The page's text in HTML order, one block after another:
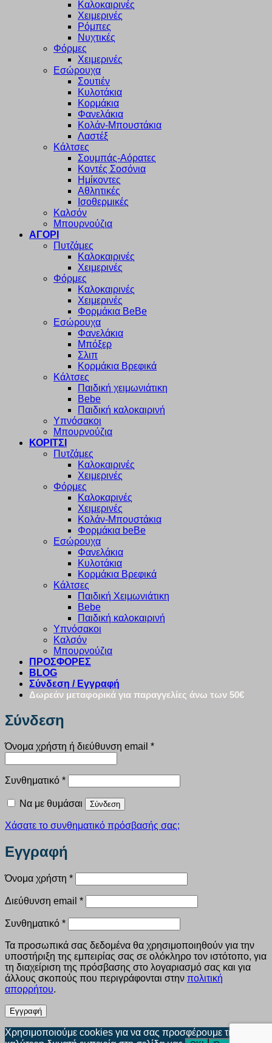
Καλοκαιρινές
Χειμερινές
Ρόμπες
Νυχτικές
Φόρμες
Χειμερινές
Εσώρουχα
Σουτιέν
Κυλοτάκια
Κορμάκια
Φανελάκια
Κολάν-Μπουστάκια
Λαστέξ
Κάλτσες
Σουμπάς-Αόρατες
Κοντές Σοσόνια
Ημίκοντες
Αθλητικές
Ισοθερμικές
Καλσόν
Μπουρνούζια
ΑΓΟΡΙ
Πυτζάμες
Καλοκαιρινές
Χειμερινές
Φόρμες
Καλοκαιρινές
Χειμερινές
Φορμάκια BeBe
Εσώρουχα
Φανελάκια
Μπόξερ
Σλιπ
Κορμάκια Βρεφικά
Κάλτσες
Παιδική χειμωνιάτικη
Bebe
Παιδική καλοκαιρινή
Υπνόσακοι
Μπουρνούζια
ΚΟΡΙΤΣΙ
Πυτζάμες
Καλοκαιρινές
Χειμερινές
Φόρμες
Καλοκαρινές
Χειμερινές
Κολάν-Μπουστάκια
Φορμάκια beBe
Εσώρουχα
Φανελάκια
Κυλοτάκια
Κορμάκια Βρεφικά
Κάλτσες
Παιδική Χειμωνιάτικη
Bebe
Παιδική καλοκαιρινή
Υπνόσακοι
Καλσόν
Μπουρνούζια
ΠΡΟΣΦΟΡΕΣ
BLOG
Σύνδεση / Εγγραφή
Δωρεάν μεταφορικά για παραγγελίες άνω των 50€
Σύνδεση
Όνομα χρήστη ή διεύθυνση email *Απαιτείται
Συνθηματικό *Απαιτείται
Να με θυμάσαι Σύνδεση
Χάσατε το συνθηματικό πρόσβασής σας;
Εγγραφή
Όνομα χρήστη *Απαιτείται
Διεύθυνση email *Απαιτείται
Συνθηματικό *Απαιτείται
Τα προσωπικά σας δεδομένα θα χρησιμοποιηθούν για την
υποστήριξη της εμπειρίας σας σε ολόκληρο τον ιστότοπο, για
τη διαχείριση της πρόσβασης στο λογαριασμό σας και για
άλλους σκοπούς που περιγράφονται στην πολιτική
απορρήτου.
Εγγραφή
Χρησιμοποιούμε cookies για να σας προσφέρουμε την